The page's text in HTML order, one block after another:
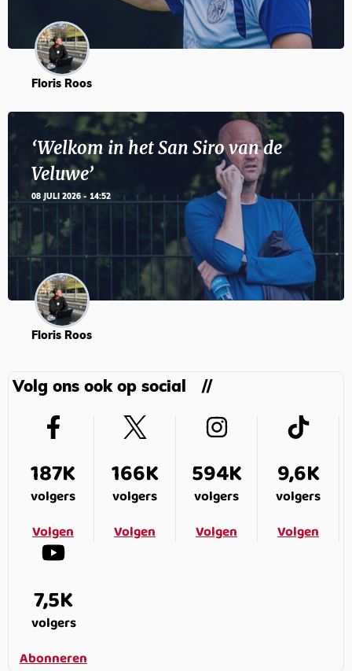
Floris Roos
‘Welkom in het San Siro van de
Veluwe’
08 JULI 2026 - 14:52
Floris Roos
Volg ons ook op social
187K
volgers
Volgen
166K
volgers
Volgen
594K
volgers
Volgen
9,6K
volgers
Volgen
7,5K
volgers
Abonneren